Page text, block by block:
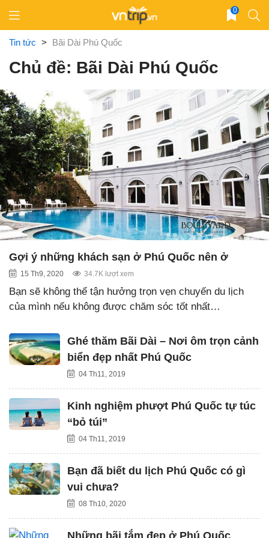
content
0
Tin tức > Bãi Dài Phú Quốc
Chủ đề: Bãi Dài Phú Quốc
Gợi ý những khách sạn ở Phú Quốc nên ở
15 Th9, 2020 34.7K lượt xem
Bạn sẽ không thể tận hưởng trọn vẹn chuyến du lịch
của mình nếu không được chăm sóc tốt nhất…
Ghé thăm Bãi Dài – Nơi ôm trọn cảnh
biển đẹp nhất Phú Quốc
04 Th11, 2019
Kinh nghiệm phượt Phú Quốc tự túc
“bỏ túi”
04 Th11, 2019
Bạn đã biết du lịch Phú Quốc có gì
vui chưa?
08 Th10, 2020
Những bãi tắm đẹp ở Phú Quốc